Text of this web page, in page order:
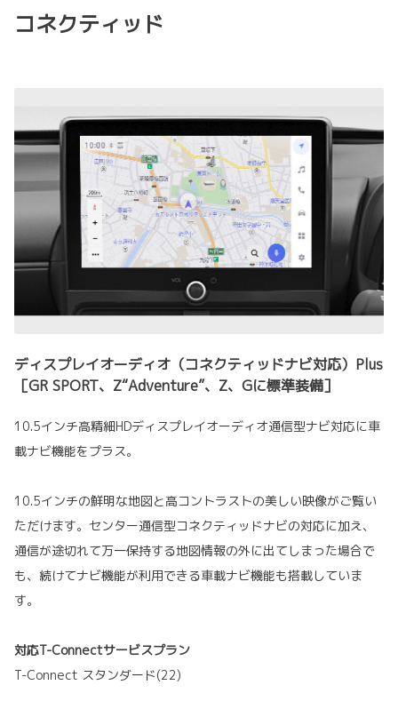
コネクティッド
ディスプレイオーディオ（コネクティッドナビ対応）Plus
［GR SPORT、Z“Adventure”、Z、Gに標準装備］
10.5インチ高精細HDディスプレイオーディオ通信型ナビ対応に車
載ナビ機能をプラス。
10.5インチの鮮明な地図と高コントラストの美しい映像がご覧い
ただけます。センター通信型コネクティッドナビの対応に加え、
通信が途切れて万一保持する地図情報の外に出てしまった場合で
も、続けてナビ機能が利用できる車載ナビ機能も搭載していま
す。
対応T-Connectサービスプラン
T-Connect スタンダード(22)